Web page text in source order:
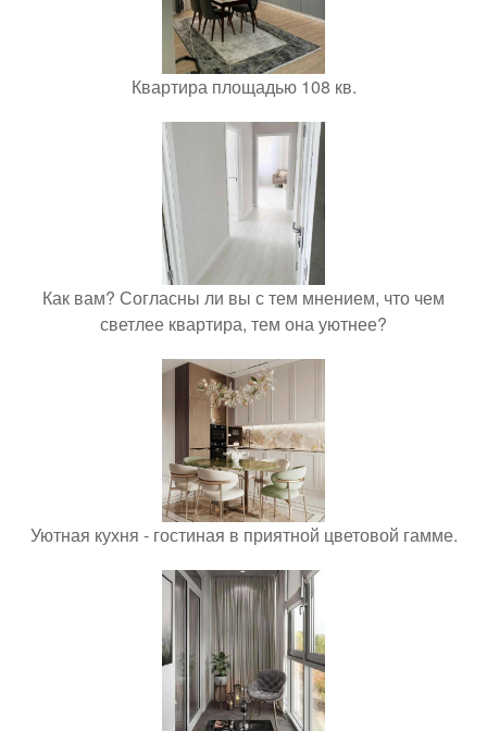
Квартира площадью 108 кв.
Как вам? Согласны ли вы с тем мнением, что чем
светлее квартира, тем она уютнее?
Уютная кухня - гостиная в приятной цветовой гамме.